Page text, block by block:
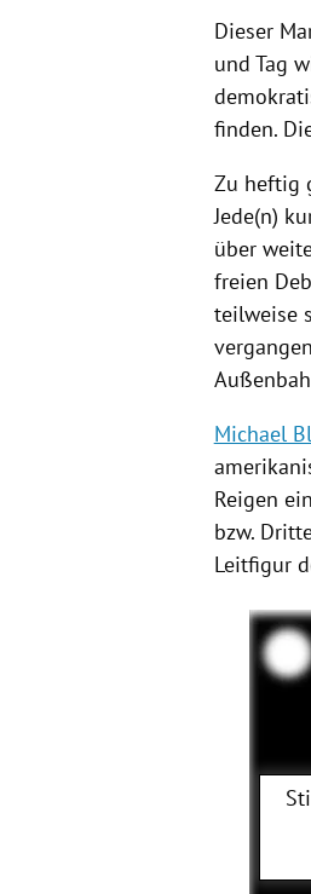
Dieser
und Tag
finden.
Zu heftig
Jede(n)
über
freien
teilweise
Michael
Reigen
bzw.
Leitfigur